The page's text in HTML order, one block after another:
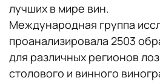
лучших в мире вин.
Международная группа
проанализировала 2503
для различных регионов
столового и винного